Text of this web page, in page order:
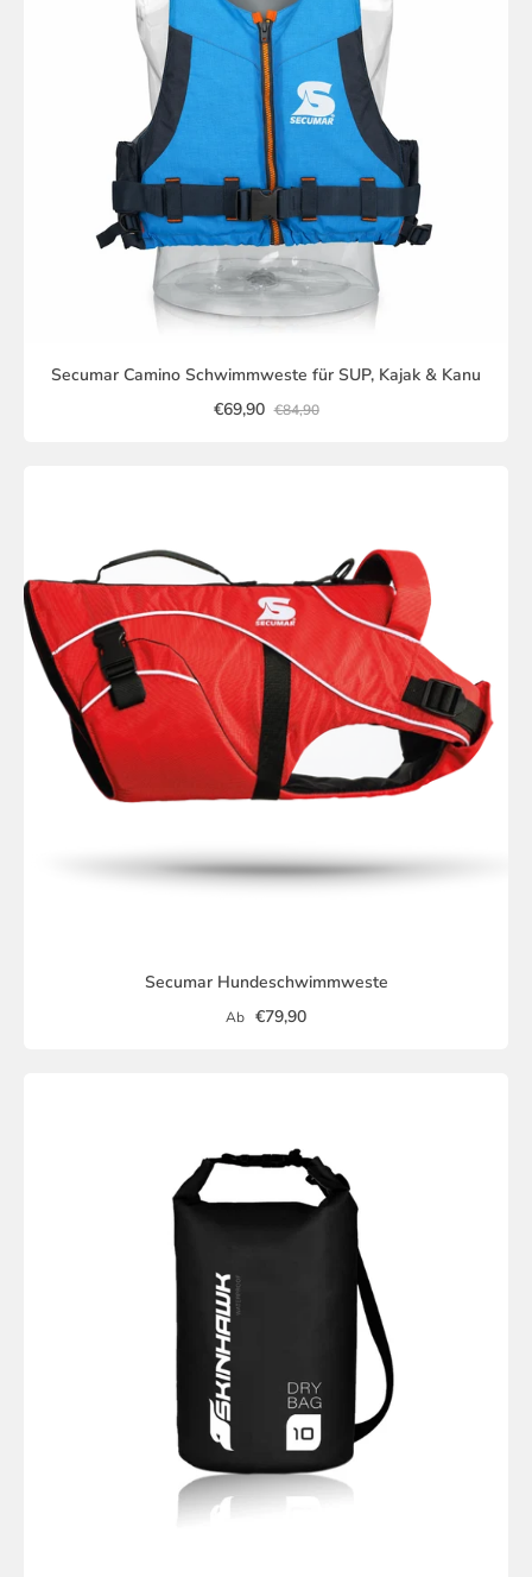
Secumar Camino Schwimmweste für SUP, Kajak & Kanu
€69,90 €84,90
Secumar Hundeschwimmweste
Ab €79,90